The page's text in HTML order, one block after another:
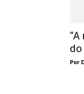
do
Por